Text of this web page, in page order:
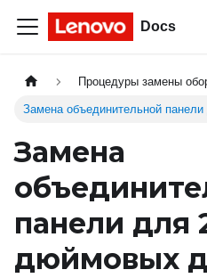
Docs
Процедуры замены
Замена объединительной
Замена
панели для
дюймовых